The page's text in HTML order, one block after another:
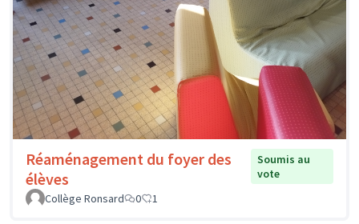
Réaménagement du foyer des
élèves
Soumis au
vote
Collège Ronsard
0 1